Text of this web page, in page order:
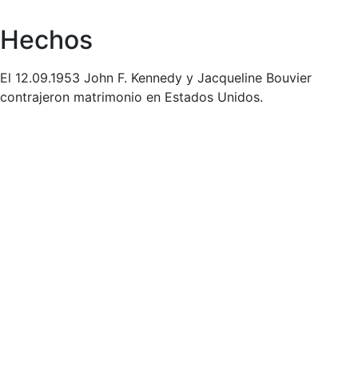
Hechos
El 12.09.1953 John F. Kennedy y Jacqueline Bouvier
contrajeron matrimonio en Estados Unidos.